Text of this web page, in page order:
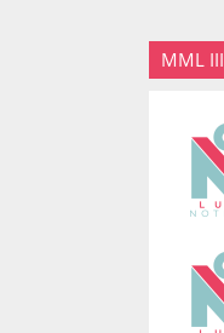
MML III